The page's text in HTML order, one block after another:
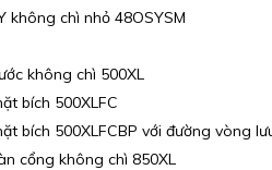
không chì nhỏ 48OSYSM
không chì 500XL
bích 500XLFC
bích 500XLFCBP với đường vòng
cổng không chì 850XL